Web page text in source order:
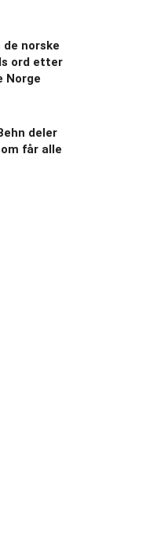
de norske
ord etter
Norge
deler
får alle